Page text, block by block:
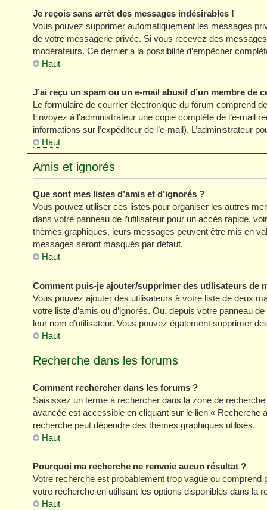
Je reçois sans arrêt des messages indésirables !
Vous pouvez supprimer automatiquement les messages
de votre messagerie privée. Si vous recevez des
modérateurs. Ce dernier a la possibilité d’empêcher
Haut
J’ai reçu un spam ou un e-mail abusif d’un membre de
Le formulaire de courrier électronique du forum comprend
Envoyez à l’administrateur une copie complète de l’e-mail
informations sur l’expéditeur de l’e-mail). L’administrateur
Haut
Amis et ignorés
Que sont mes listes d’amis et d’ignorés ?
Vous pouvez utiliser ces listes pour organiser les autres
dans votre panneau de l’utilisateur pour un accès rapide,
thèmes graphiques, leurs messages peuvent être mis en
messages seront masqués par défaut.
Haut
Comment puis-je ajouter/supprimer des utilisateurs de
Vous pouvez ajouter des utilisateurs à votre liste de deux
votre liste d’amis ou d’ignorés. Ou, depuis votre panneau
leur nom d’utilisateur. Vous pouvez également supprimer
Haut
Recherche dans les forums
Comment rechercher dans les forums ?
Saisissez un terme à rechercher dans la zone de
avancée est accessible en cliquant sur le lien « Recherche
recherche peut dépendre des thèmes graphiques utilisés.
Haut
Pourquoi ma recherche ne renvoie aucun résultat ?
Votre recherche est probablement trop vague ou
votre recherche en utilisant les options disponibles dans la
Haut